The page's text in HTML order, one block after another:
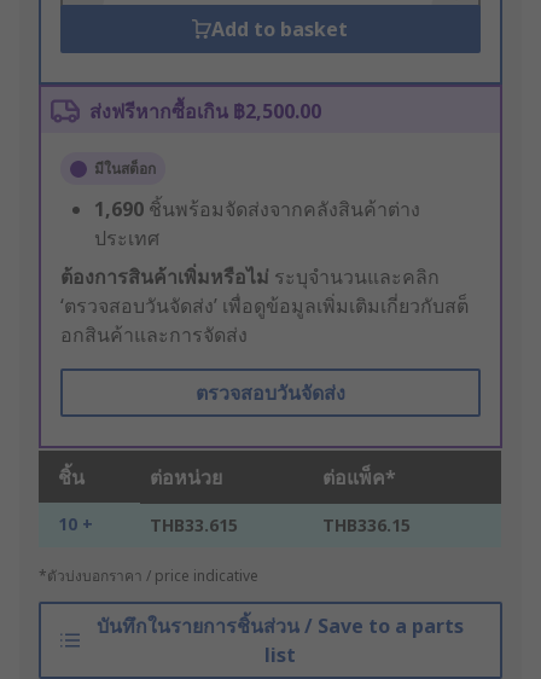
Add to basket
ส่งฟรีหากซื้อเกิน ฿2,500.00
มีในสต็อก
1,690 ชิ้นพร้อมจัดส่งจากคลังสินค้าต่าง
ประเทศ
ต้องการสินค้าเพิ่มหรือไม่ ระบุจำนวนและคลิก
‘ตรวจสอบวันจัดส่ง’ เพื่อดูข้อมูลเพิ่มเติมเกี่ยวกับสต็
อกสินค้าและการจัดส่ง
ตรวจสอบวันจัดส่ง
ชิ้น ต่อหน่วย ต่อแพ็ค*
10 + THB33.615 THB336.15
*ตัวบ่งบอกราคา / price indicative
บันทึกในรายการชิ้นส่วน / Save to a parts
list